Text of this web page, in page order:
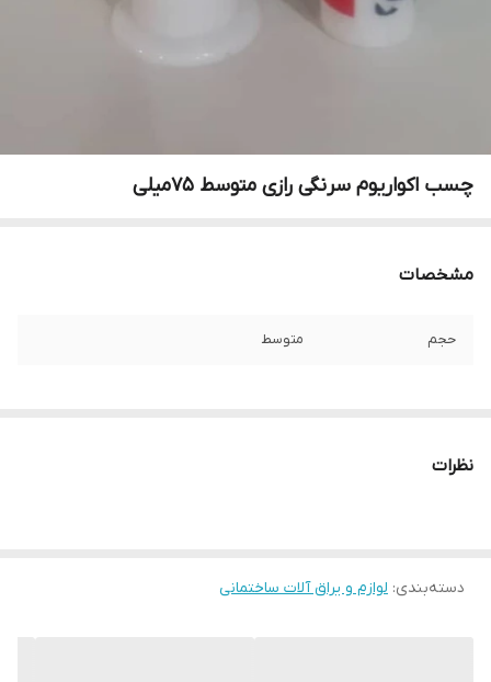
چسب اکواریوم سرنگی رازی متوسط 75میلی
مشخصات
حجم متوسط
نظرات
دسته‌بندی: لوازم و یراق آلات ساختمانی